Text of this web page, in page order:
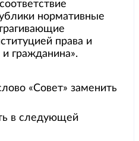
нормативные
права и
гражданина».
«Совет» заменить
в следующей